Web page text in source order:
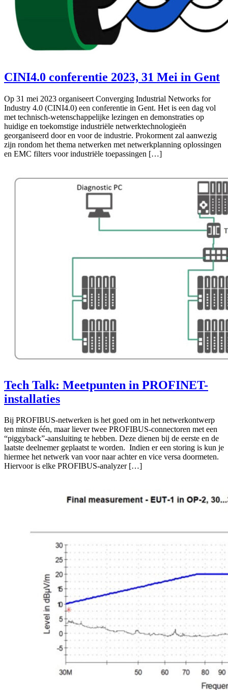
CINI4.0 conferentie 2023, 31 Mei in Gent
Op 31 mei 2023 organiseert Converging Industrial Networks for
Industry 4.0 (CINI4.0) een conferentie in Gent. Het is een dag vol
met technisch-wetenschappelijke lezingen en demonstraties op
huidige en toekomstige industriële netwerktechnologieën
georganiseerd door en voor de industrie. Prokorment zal aanwezig
zijn rondom het thema netwerken met netwerkplanning oplossingen
en EMC filters voor industriële toepassingen […]
Tech Talk: Meetpunten in PROFINET-
installaties
Bij PROFIBUS-netwerken is het goed om in het netwerkontwerp
ten minste één, maar liever twee PROFIBUS-connectoren met een
“piggyback”-aansluiting te hebben. Deze dienen bij de eerste en de
laatste deelnemer geplaatst te worden. Indien er een storing is kun je
hiermee het netwerk van voor naar achter en vice versa doormeten.
Hiervoor is elke PROFIBUS-analyzer […]